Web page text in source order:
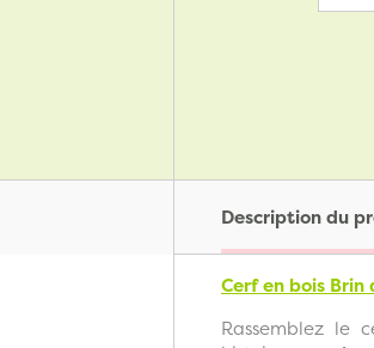
Description du
Cerf en bois Brin
Rassemblez le